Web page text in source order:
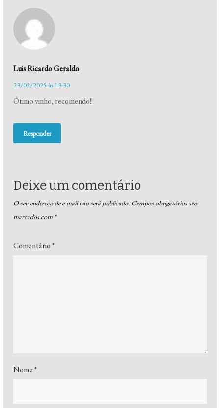
Luis Ricardo Geraldo
23/02/2025 às 13:30
Ótimo vinho, recomendo!!
Responder
Deixe um comentário
O seu endereço de e-mail não será publicado. Campos obrigatórios são
marcados com *
Comentário*
Nome*